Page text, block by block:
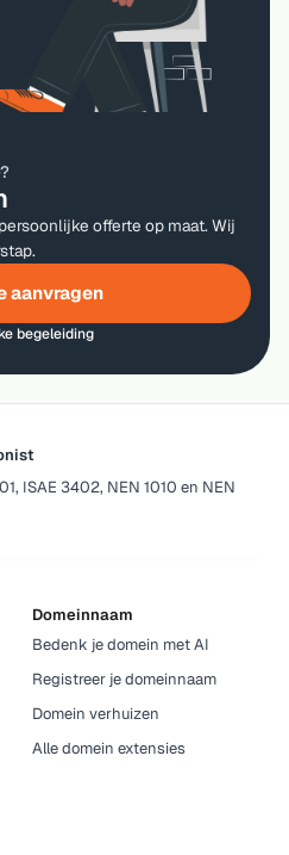
offerte op maat. Wij
aanvragen
begeleiding
ISAE 3402, NEN 1010 en NEN
Domeinnaam
Bedenk je domein met AI
Registreer je domeinnaam
Domein verhuizen
Alle domein extensies